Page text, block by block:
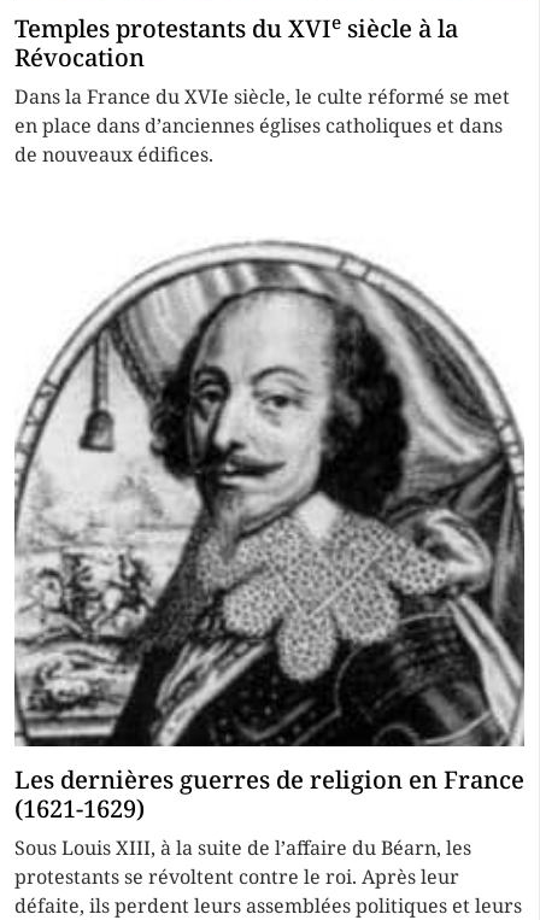
Temples protestants du XVIe siècle à la
Révocation
Dans la France du XVIe siècle, le culte réformé se met
en place dans d’anciennes églises catholiques et dans
de nouveaux édifices.
Les dernières guerres de religion en France
(1621-1629)
Sous Louis XIII, à la suite de l’affaire du Béarn, les
protestants se révoltent contre le roi. Après leur
défaite, ils perdent leurs assemblées politiques et leurs